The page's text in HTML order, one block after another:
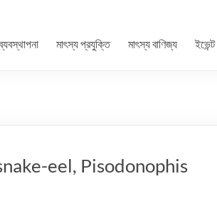
মাৎস্য প্রযুক্তি মাৎস্য বাণিজ্য ইভেন্ট
snake-eel, Pisodonophis